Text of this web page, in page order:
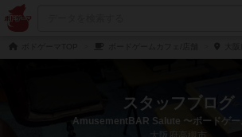
スタッフブログ
AmusementBAR Salute 〜ボードゲー